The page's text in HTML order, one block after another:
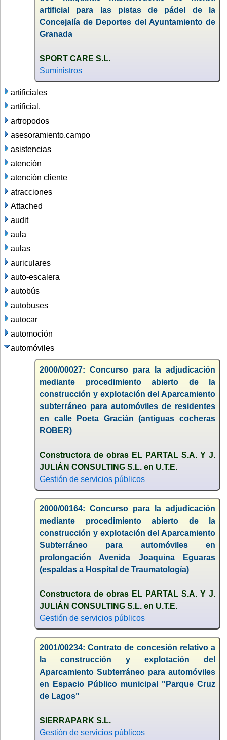
artificial para las pistas de pádel de la
Concejalía de Deportes del Ayuntamiento de
Granada
SPORT CARE S.L.
Suministros
artificiales
artificial.
artropodos
asesoramiento.campo
asistencias
atención
atención cliente
atracciones
Attached
audit
aula
aulas
auriculares
auto-escalera
autobús
autobuses
autocar
automoción
automóviles
2000/00027: Concurso para la adjudicación
mediante procedimiento abierto de la
construcción y explotación del Aparcamiento
subterráneo para automóviles de residentes
en calle Poeta Gracián (antiguas cocheras
ROBER)
Constructora de obras EL PARTAL S.A. Y J.
JULIÁN CONSULTING S.L. en U.T.E.
Gestión de servicios públicos
2000/00164: Concurso para la adjudicación
mediante procedimiento abierto de la
construcción y explotación del Aparcamiento
Subterráneo para automóviles en
prolongación Avenida Joaquina Eguaras
(espaldas a Hospital de Traumatología)
Constructora de obras EL PARTAL S.A. Y J.
JULIÁN CONSULTING S.L. en U.T.E.
Gestión de servicios públicos
2001/00234: Contrato de concesión relativo a
la construcción y explotación del
Aparcamiento Subterráneo para automóviles
en Espacio Público municipal "Parque Cruz
de Lagos"
SIERRAPARK S.L.
Gestión de servicios públicos